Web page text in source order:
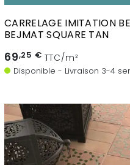
CARRELAGE IMITATION
BEJMAT SQUARE TAN
69,25 € TTC/m²
Disponible - Livraison 3-4